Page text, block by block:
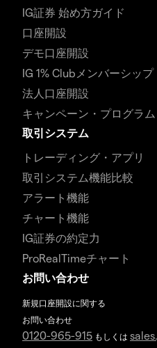
IG証券 始め方ガイド
口座開設
デモ口座開設
IG 1% Clubメンバーシップ
法人口座開設
キャンペーン・プログラム
取引システム
トレーディング・アプリ
取引システム機能比較
アラート機能
チャート機能
IG証券の約定力
ProRealTimeチャート
お問い合わせ
新規口座開設に関する
お問い合わせ
0120-965-915 もしくは